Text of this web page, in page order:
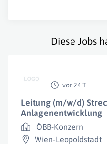
Diese Jobs
vor 24 T
Leitung (m/w/d)
Anlagenentwicklung
ÖBB-Konzern
Wien-Leopoldstadt